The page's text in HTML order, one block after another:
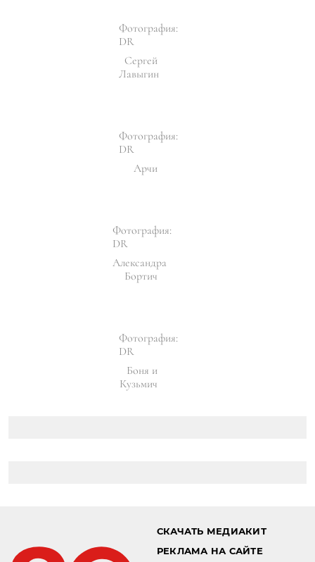
Фотография:
DR
Сергей
Лавыгин
Фотография:
DR
Арчи
Фотография:
DR
Александра
Бортич
Фотография:
DR
Боня и
Кузьмич
СКАЧАТЬ МЕДИАКИТ
РЕКЛАМА НА САЙТЕ